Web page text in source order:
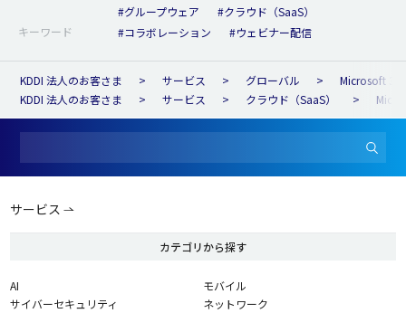
#グループウェア
#クラウド（SaaS）
キーワード
#コラボレーション #ウェビナー配信
KDDI 法人のお客さま サービス グローバル
Microsoft
KDDI 法人のお客さま
サービス クラウド（SaaS）
サービス
カテゴリから探す
AI
サイバーセキュリティ
モバイル
ネットワーク